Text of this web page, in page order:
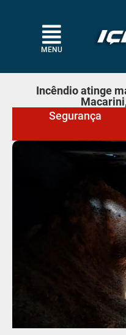
MENU
Incêndio atinge
Segurança